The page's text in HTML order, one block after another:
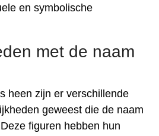
en symbolische
met de naam
heen zijn er verschillende
geweest die de naam
figuren hebben hun